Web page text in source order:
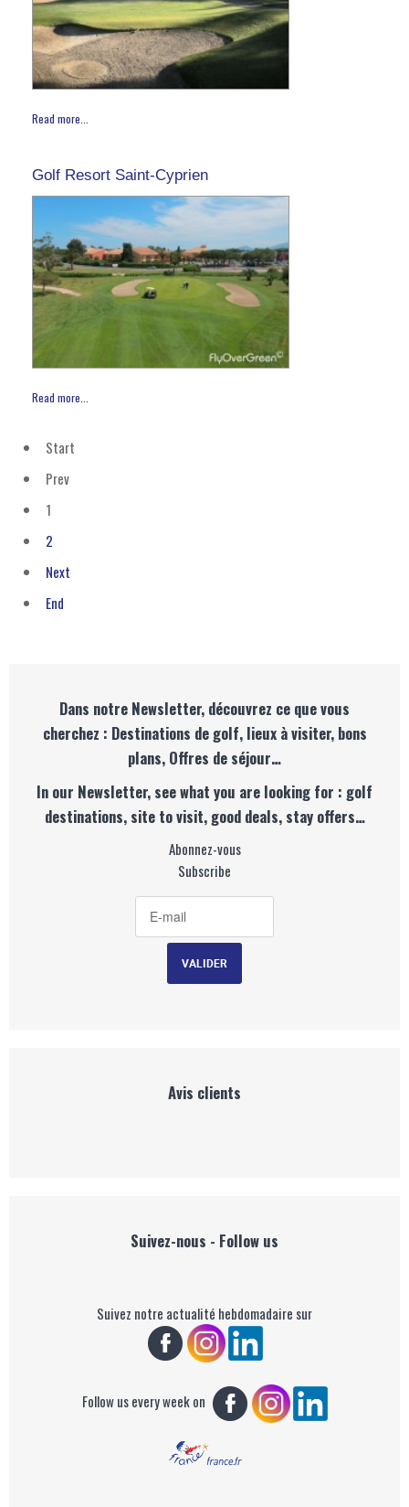
Read more...
Golf Resort Saint-Cyprien
Read more...
Start
Prev
1
2
Next
End
Dans notre Newsletter, découvrez ce que vous
cherchez : Destinations de golf, lieux à visiter, bons
plans, Offres de séjour…
In our Newsletter, see what you are looking for : golf
destinations, site to visit, good deals, stay offers…
Abonnez-vous
Subscribe
Avis clients
Suivez-nous - Follow us
Suivez notre actualité hebdomadaire sur
Follow us every week on